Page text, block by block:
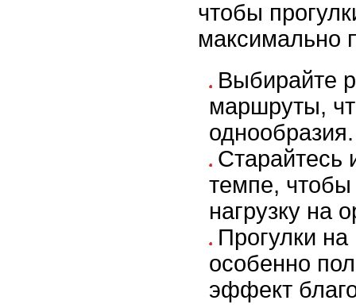
чтобы
максимально
Выбирайте
маршруты,
однообразия.
Старайтесь
темпе, чтобы
нагрузку на
Прогулки
особенно
эффект